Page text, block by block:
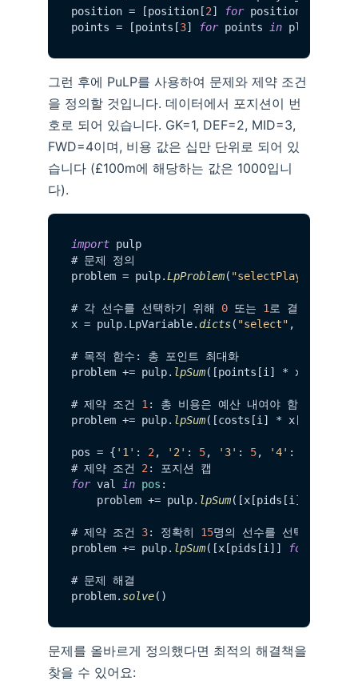
position = [position[2] for position
points = [points[3] for points in
그런 후에 PuLP를 사용하여 문제와 제약 조건
을 정의할 것입니다. 데이터에서 포지션이 번
호로 되어 있습니다. GK=1, DEF=2, MID=3,
FWD=4이며, 비용 값은 십만 단위로 되어 있
습니다 (£100m에 해당하는 값은 1000입니
다).
import pulp
# 문제 정의
problem = pulp.LpProblem( "selectPlayers"
# 각 선수를 선택하기 위해 0 또는 1 로 결정 변수 정
x = pulp. LpVariable.dicts( "select" , pids,
# 목적 함수: 총 포인트 최대화
problem += pulp. lpSum([points[i] *
# 제약 조건 1 : 총 비용은 예산 내여야 함
problem += pulp. lpSum([costs[i] * x[pids[i]]
pos = { '1' : 2, '2' : 5, '3' : 5, '4' :
# 제약 조건 2
for val in pos :
    problem += pulp.
lpSum([x[pids[i]]
# 제약 조건 3: 정확히 15명의 선수를 선택해야 함
problem += pulp. lpSum([x[pids[i]] for
# 문제 해결
problem. solve
문제를 올바르게 정의했다면 최적의 해결책을
찾을 수 있어요: